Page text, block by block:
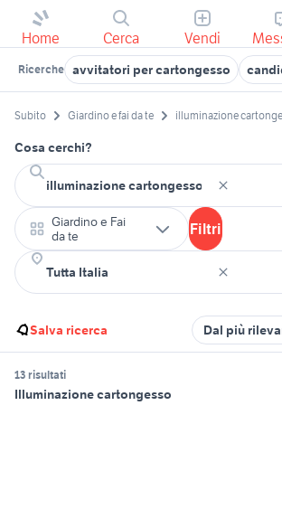
Home Cerca Vendi
Ricerche avvitatori per cartongesso
Subito Giardino e fai da te illuminazione
Cosa cerchi?
Giardino e Fai
da te
Filtri
Salva ricerca Dal più
13 risultati
Illuminazione cartongesso